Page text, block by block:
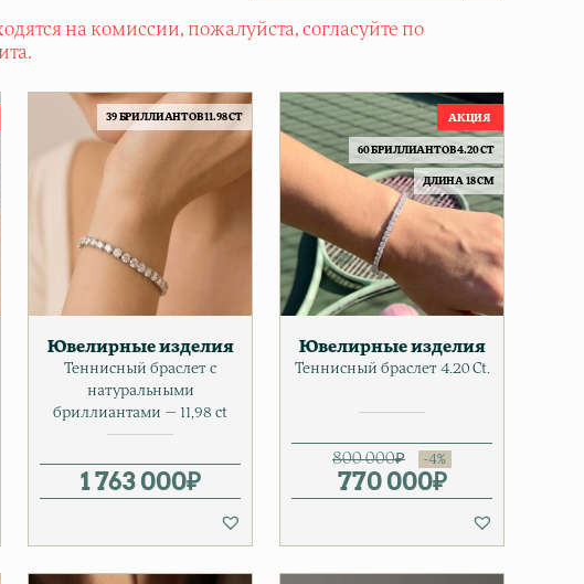
на комиссии, пожалуйста, согласуйте по
цена составляла 1 255 000₽.
1 050 000₽.
39 БРИЛЛИАНТОВ 11.98 CT
Ювелирные изделия
Теннисный браслет с
натуральными
бриллиантами — 11,98 ct
1 763 000₽
60 БРИЛЛИАНТОВ 4.20 CT
ДЛИНА 18 СМ
Ювелирные изделия
Теннисный браслет 4.20 Ct.
800 000₽
770 000₽
Текущая цена: